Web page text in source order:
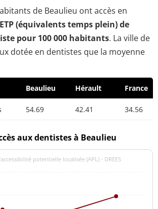
de Beaulieu ont accès en
(équivalents temps plein) de
pour 100 000 habitants. La ville de
dotée en dentistes que la moyenne
Beaulieu Hérault France
54.69 42.41 34.56
aux dentistes à Beaulieu
potentielle localisée (APL) - DREES